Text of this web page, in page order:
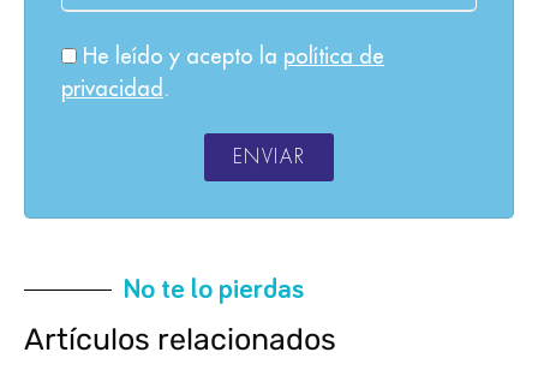
He leído y acepto la política de
privacidad .
ENVIAR
No te lo pierdas
Artículos relacionados